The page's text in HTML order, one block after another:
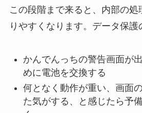
この段階まで来ると、内部の
りやすくなります。データ保護
かんでんっちの警告画面が
めに電池を交換する
何となく動作が重い、画面
た気がする、と感じたら予